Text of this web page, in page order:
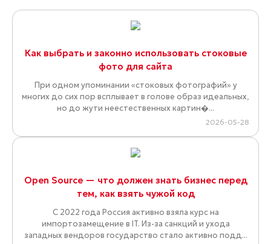
Как выбрать и законно использовать стоковые
фото для сайта
При одном упоминании «стоковых фотографий» у
многих до сих пор всплывает в голове образ идеальных,
но до жути неестественных картин�...
2026-05-28
Open Source — что должен знать бизнес перед
тем, как взять чужой код
С 2022 года Россия активно взяла курс на
импортозамещение в IT. Из-за санкций и ухода
западных вендоров государство стало активно подд...